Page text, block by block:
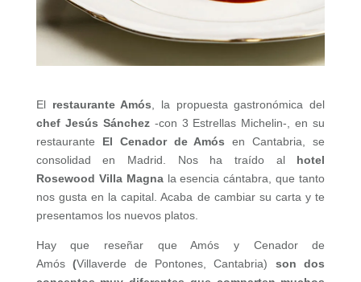
El restaurante Amós , la propuesta gastronómica del
chef Jesús Sánchez-con 3 Estrellas Michelin-, en su
restaurante El Cenador de Amós en Cantabria, se
consolidad en Madrid. Nos ha traído al hotel
Rosewood Villa Magnala esencia cántabra, que tanto
nos gusta en la capital. Acaba de cambiar su carta y te
presentamos los nuevos platos.
Hay que reseñar que Amós y Cenador de
Amós(Villaverde de Pontones, Cantabria) son dos